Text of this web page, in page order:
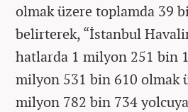
olmak üzere toplamda 39
belirterek, “İstanbul
hatlarda 1 milyon 251 bin
milyon 531 bin 610 olmak
milyon 782 bin 734